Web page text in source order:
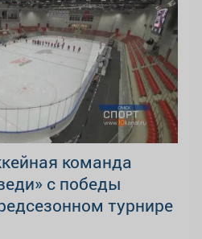
команда
с победы
турнире